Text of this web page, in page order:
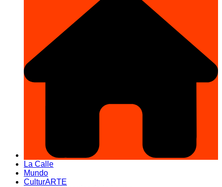
La Calle
Mundo
CulturARTE